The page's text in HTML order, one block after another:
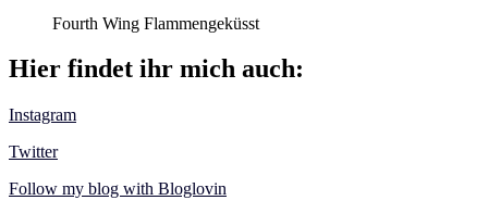
Fourth Wing Flammengeküsst
Hier findet ihr mich auch:
Instagram
Twitter
Follow my blog with Bloglovin